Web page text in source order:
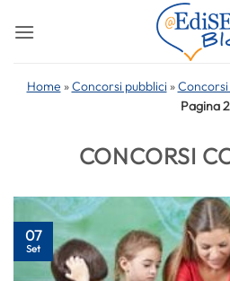
Home »Concorsi pubblici »Concorsi
Pagina
CONCORSI
07
Set